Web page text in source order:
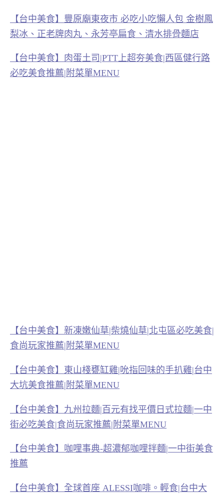
【台中美食】豐原廟東夜市 必吃小吃懶人包 金樹鳳
梨冰、正老牌肉丸、永芳亭扁食、清水排骨麵店
【台中美食】肉蛋土司|PTT上超夯美食|西區健行路
必吃美食推薦|附菜單MENU
【台中美食】新凍嫩仙草|柴燒仙草|北屯區必吃美食|
食尚玩家推薦|附菜單MENU
【台中美食】東山棧甕缸雞|吮指回味的手扒雞|台中
大坑美食推薦|附菜單MENU
【台中美食】九州拉麵|百元有找平價日式拉麵|一中
街必吃美食|食尚玩家推薦|附菜單MENU
【台中美食】咖哩事典-超濃郁咖哩拌麵|一中街美食
推薦
【台中美食】全球首座 ALESSI咖啡。輕食|台中大